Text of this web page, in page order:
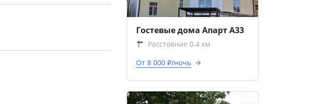
Гостевые дома Апарт А33
Расстояние 0.4 км
От 8 000 ₽/ночь